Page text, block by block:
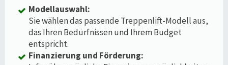
Modellauswahl:
Sie wählen das passende Treppenlift-Modell aus,
das Ihren Bedürfnissen und Ihrem Budget
entspricht.
Finanzierung und Förderung: